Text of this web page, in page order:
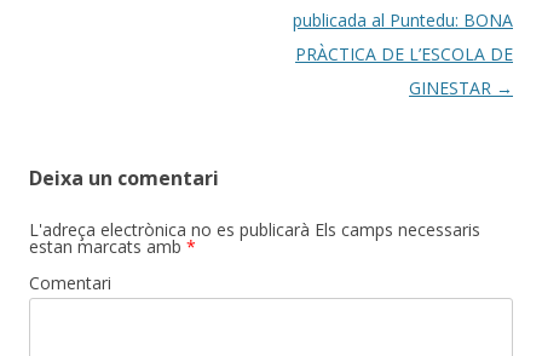
publicada al Puntedu: BONA
PRÀCTICA DE L’ESCOLA DE
GINESTAR →
Deixa un comentari
L'adreça electrònica no es publicarà Els camps necessaris
estan marcats amb *
Comentari